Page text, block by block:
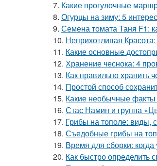
7. Какие прогулочные
8. Огурцы на зиму: 5
9. Семена томата Таня F1:
10. Неприхотливая
11. Какие основные
12. Хранение чеснока: 4
13. Как правильно хранить
14. Простой способ
15. Какие необычные факты
16. Стас Намин и группа
17. Грибы на тополе: виды,
18. Съедобные грибы на
19. Время для сборки:
20. Как быстро определить